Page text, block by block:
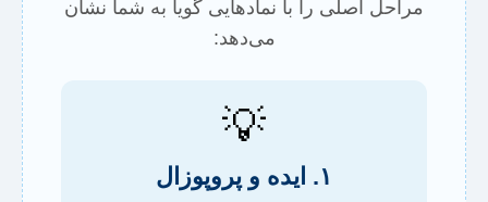
مراحل اصلی را با نمادهایی گویا به شما نشان
می‌دهد:
💡
۱. ایده و پروپوزال